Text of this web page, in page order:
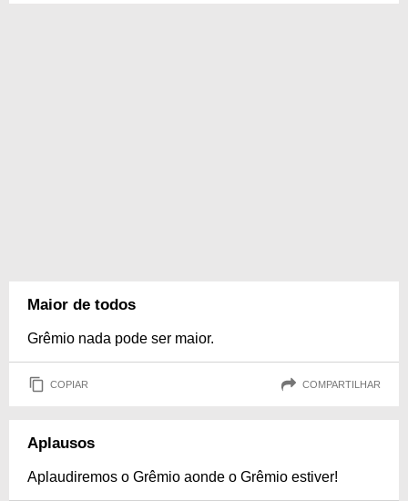
Maior de todos
Grêmio nada pode ser maior.
COPIAR COMPARTILHAR
Aplausos
Aplaudiremos o Grêmio aonde o Grêmio estiver!